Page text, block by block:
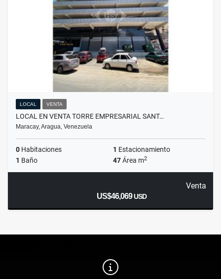
LOCAL VENTA
LOCAL EN VENTA TORRE EMPRESARIAL SANT…
Maracay, Aragua, Venezuela
0 Habitaciones 1 Estacionamiento
1 Baño 47Área m2
Venta
US$46,069USD